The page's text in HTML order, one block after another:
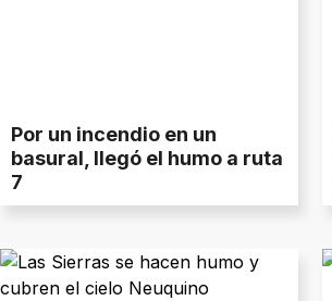
Por un incendio en un
basural, llegó el humo a ruta
7